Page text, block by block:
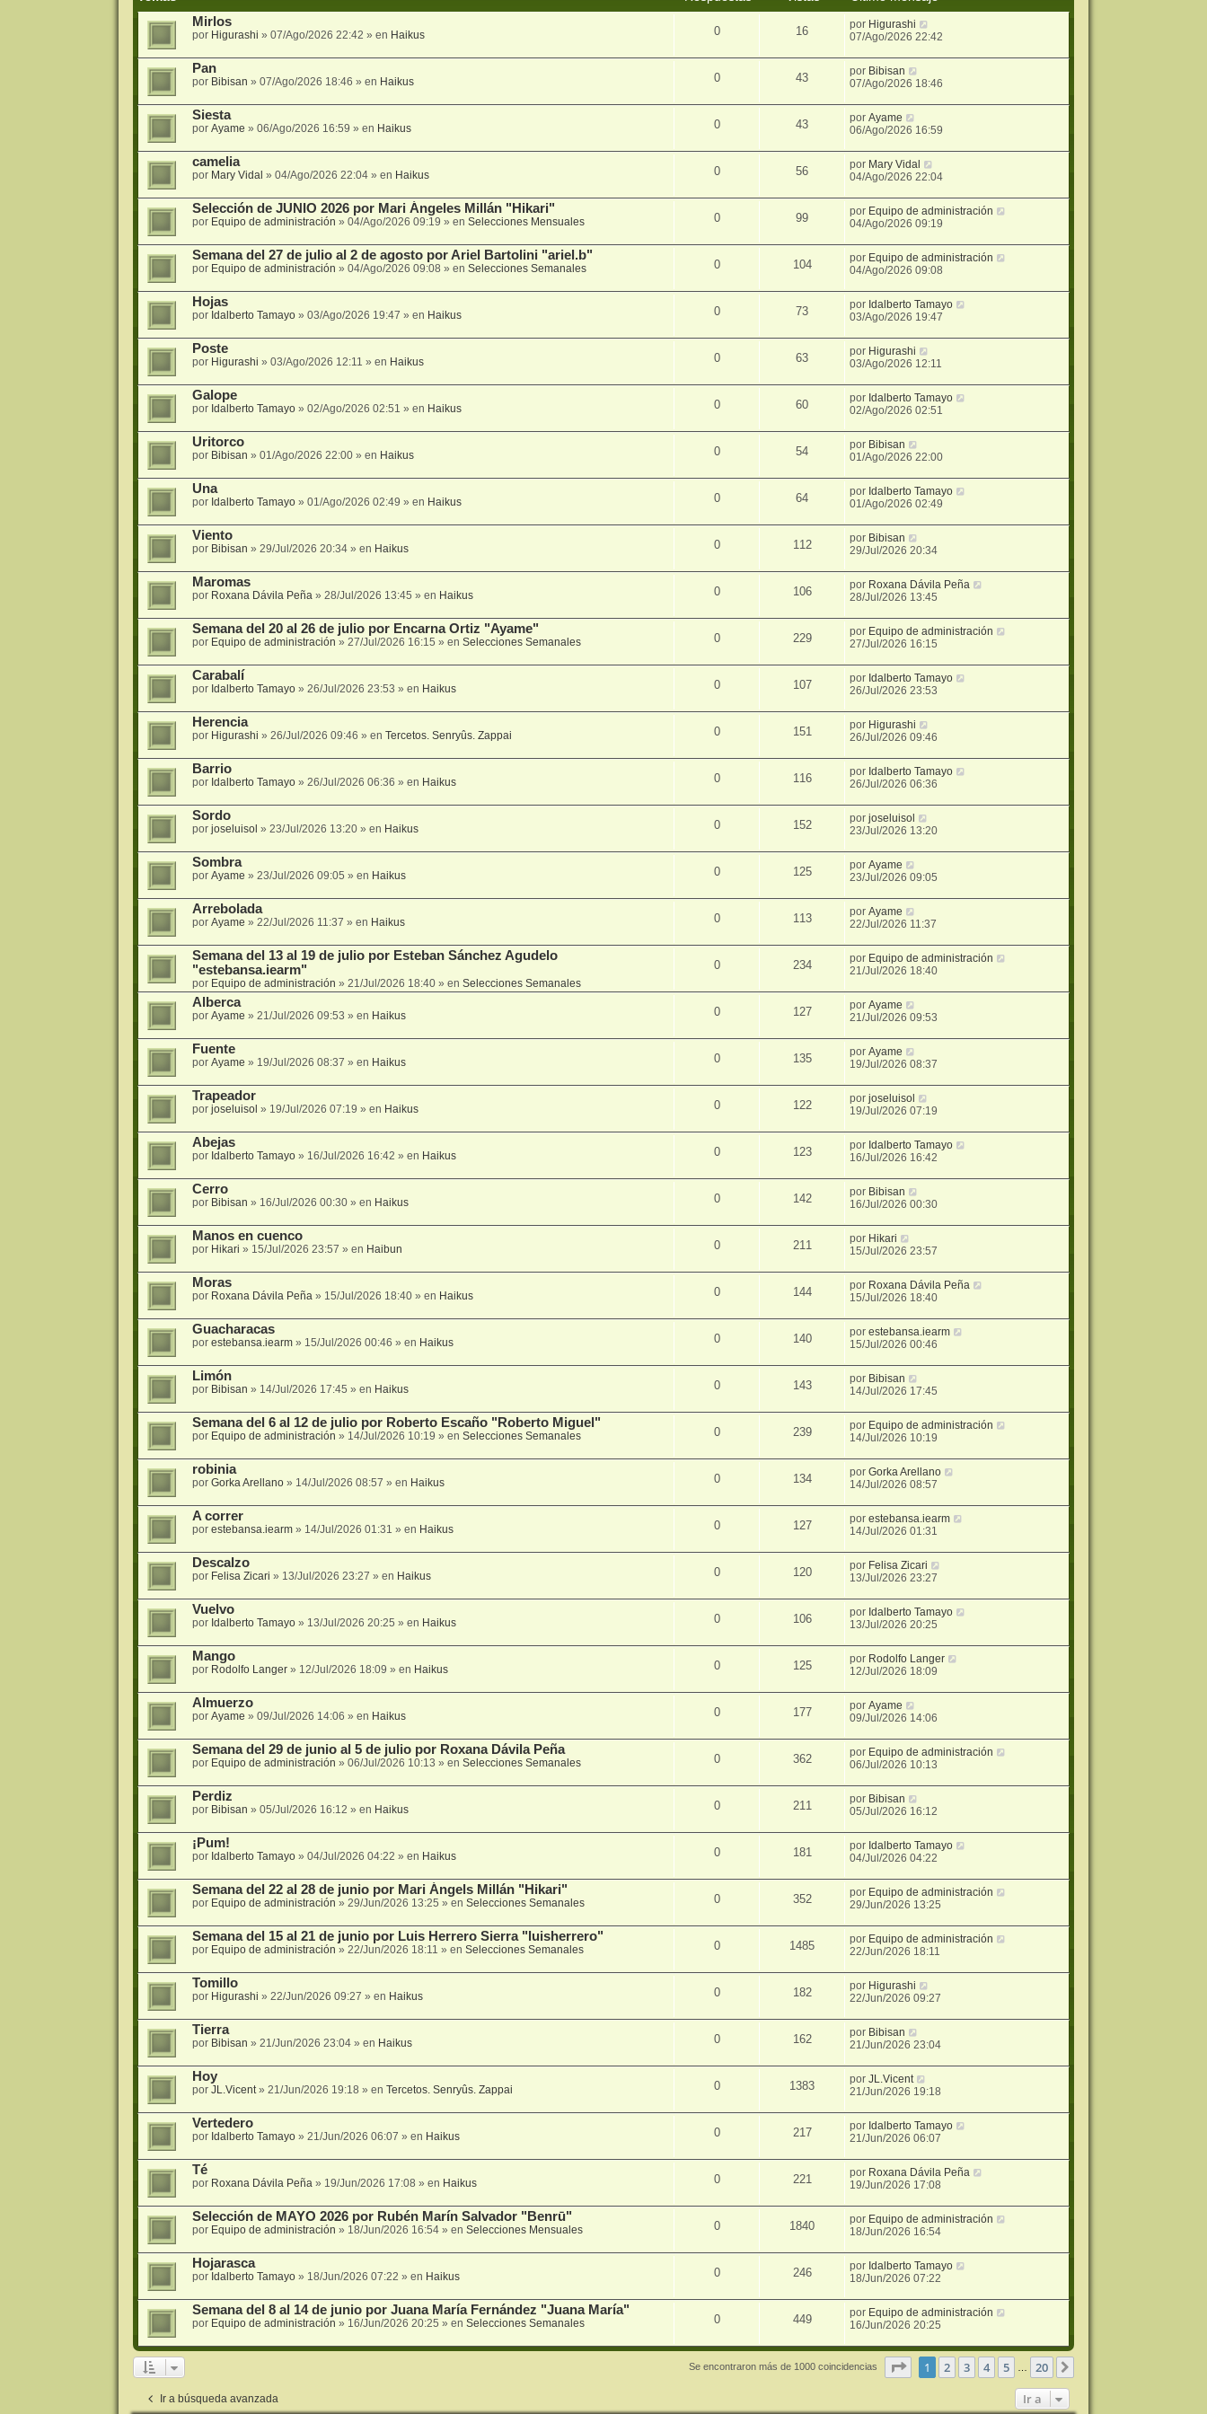
Mirlos
por Higurashi » 07/Ago/2026 22:42 » en Haikus 0 16 por Higurashi
07/Ago/2026 22:42
Pan
por Bibisan » 07/Ago/2026 18:46 » en Haikus 0 43 por Bibisan
07/Ago/2026 18:46
Siesta
por Ayame » 06/Ago/2026 16:59 » en Haikus 0 43 porAyame
06/Ago/2026 16:59
camelia
por Mary Vidal » 04/Ago/2026 22:04» en Haikus 0 56 por Mary Vidal
04/Ago/2026 22:04
Selección de JUNIO 2026 por Mari Ángeles Millán "Hikari"
por Equipo de administración » 04/Ago/2026 09:19 » en Selecciones Mensuales 0 99 por Equipo de administración
04/Ago/2026 09:19
Semana del 27 de julio al 2 de agosto por Ariel Bartolini "ariel.b"
por Equipo de administración » 04/Ago/2026 09:08 » en Selecciones Semanales 0 104 por Equipo de administración
04/Ago/2026 09:08
Hojas
por Idalberto Tamayo» 03/Ago/2026 19:47 » en Haikus 0 73 por Idalberto Tamayo
03/Ago/2026 19:47
Poste
por Higurashi » 03/Ago/2026 12:11 » en Haikus 0 63 por Higurashi
03/Ago/2026 12:11
Galope
por Idalberto Tamayo» 02/Ago/2026 02:51 » en Haikus 0 60 por Idalberto Tamayo
02/Ago/2026 02:51
Uritorco
por Bibisan » 01/Ago/2026 22:00» en Haikus 0 54 por Bibisan
01/Ago/2026 22:00
Una
por Idalberto Tamayo» 01/Ago/2026 02:49 » en Haikus 0 64 por Idalberto Tamayo
01/Ago/2026 02:49
Viento
por Bibisan » 29/Jul/2026 20:34» en Haikus 0 112 por Bibisan
29/Jul/2026 20:34
Maromas
por Roxana Dávila Peña » 28/Jul/2026 13:45 » en Haikus 0 106 por Roxana Dávila Peña
28/Jul/2026 13:45
Semana del 20 al 26 de julio por Encarna Ortiz "Ayame"
por Equipo de administración » 27/Jul/2026 16:15 » en Selecciones Semanales 0 229 por Equipo de administración
27/Jul/2026 16:15
Carabalí
por Idalberto Tamayo» 26/Jul/2026 23:53 » en Haikus 0 107 por Idalberto Tamayo
26/Jul/2026 23:53
Herencia
por Higurashi » 26/Jul/2026 09:46 » en Tercetos. Senryûs. Zappai 0 151 por Higurashi
26/Jul/2026 09:46
Barrio
por Idalberto Tamayo» 26/Jul/2026 06:36 » en Haikus 0 116 por Idalberto Tamayo
26/Jul/2026 06:36
Sordo
por joseluisol » 23/Jul/2026 13:20» en Haikus 0 152 porjoseluisol
23/Jul/2026 13:20
Sombra
por Ayame » 23/Jul/2026 09:05 » en Haikus 0 125 porAyame
23/Jul/2026 09:05
Arrebolada
por Ayame » 22/Jul/2026 11:37 » en Haikus 0 113 porAyame
22/Jul/2026 11:37
Semana del 13 al 19 de julio por Esteban Sánchez Agudelo
"estebansa.iearm"
por Equipo de administración » 21/Jul/2026 18:40» en Selecciones Semanales
0 234 por Equipo de administración
21/Jul/2026 18:40
Alberca
por Ayame » 21/Jul/2026 09:53 » en Haikus 0 127 porAyame
21/Jul/2026 09:53
Fuente
por Ayame » 19/Jul/2026 08:37 » en Haikus 0 135 porAyame
19/Jul/2026 08:37
Trapeador
por joseluisol » 19/Jul/2026 07:19 » en Haikus 0 122 porjoseluisol
19/Jul/2026 07:19
Abejas
por Idalberto Tamayo» 16/Jul/2026 16:42 » en Haikus 0 123 por Idalberto Tamayo
16/Jul/2026 16:42
Cerro
por Bibisan » 16/Jul/2026 00:30» en Haikus 0 142 por Bibisan
16/Jul/2026 00:30
Manos en cuenco
por Hikari » 15/Jul/2026 23:57 » en Haibun 0 211 por Hikari
15/Jul/2026 23:57
Moras
por Roxana Dávila Peña » 15/Jul/2026 18:40» en Haikus 0 144 por Roxana Dávila Peña
15/Jul/2026 18:40
Guacharacas
por estebansa.iearm» 15/Jul/2026 00:46 » en Haikus 0 140 porestebansa.iearm
15/Jul/2026 00:46
Limón
por Bibisan » 14/Jul/2026 17:45 » en Haikus 0 143 por Bibisan
14/Jul/2026 17:45
Semana del 6 al 12 de julio por Roberto Escaño "Roberto Miguel"
por Equipo de administración » 14/Jul/2026 10:19 » en Selecciones Semanales 0 239 por Equipo de administración
14/Jul/2026 10:19
robinia
por Gorka Arellano» 14/Jul/2026 08:57 » en Haikus 0 134 porGorka Arellano
14/Jul/2026 08:57
A correr
por estebansa.iearm» 14/Jul/2026 01:31 » en Haikus 0 127 porestebansa.iearm
14/Jul/2026 01:31
Descalzo
por Felisa Zicari » 13/Jul/2026 23:27 » en Haikus 0 120 por Felisa Zicari
13/Jul/2026 23:27
Vuelvo
por Idalberto Tamayo» 13/Jul/2026 20:25 » en Haikus 0 106 por Idalberto Tamayo
13/Jul/2026 20:25
Mango
por Rodolfo Langer» 12/Jul/2026 18:09 » en Haikus 0 125 por Rodolfo Langer
12/Jul/2026 18:09
Almuerzo
por Ayame » 09/Jul/2026 14:06 » en Haikus 0 177 porAyame
09/Jul/2026 14:06
Semana del 29 de junio al 5 de julio por Roxana Dávila Peña
por Equipo de administración » 06/Jul/2026 10:13 » en Selecciones Semanales 0 362 por Equipo de administración
06/Jul/2026 10:13
Perdiz
por Bibisan » 05/Jul/2026 16:12 » en Haikus 0 211 por Bibisan
05/Jul/2026 16:12
¡Pum!
por Idalberto Tamayo» 04/Jul/2026 04:22 » en Haikus 0 181 por Idalberto Tamayo
04/Jul/2026 04:22
Semana del 22 al 28 de junio por Mari Ángels Millán "Hikari"
por Equipo de administración » 29/Jun/2026 13:25 » en Selecciones Semanales 0 352 por Equipo de administración
29/Jun/2026 13:25
Semana del 15 al 21 de junio por Luis Herrero Sierra "luisherrero"
por Equipo de administración » 22/Jun/2026 18:11 » en Selecciones Semanales 0 1485 por Equipo de administración
22/Jun/2026 18:11
Tomillo
por Higurashi » 22/Jun/2026 09:27 » en Haikus 0 182 por Higurashi
22/Jun/2026 09:27
Tierra
por Bibisan » 21/Jun/2026 23:04» en Haikus 0 162 por Bibisan
21/Jun/2026 23:04
Hoy
por JL.Vicent» 21/Jun/2026 19:18 » en Tercetos. Senryûs. Zappai 0 1383 porJL.Vicent
21/Jun/2026 19:18
Vertedero
por Idalberto Tamayo» 21/Jun/2026 06:07 » en Haikus 0 217 por Idalberto Tamayo
21/Jun/2026 06:07
Té
por Roxana Dávila Peña » 19/Jun/2026 17:08 » en Haikus 0 221 por Roxana Dávila Peña
19/Jun/2026 17:08
Selección de MAYO 2026 por Rubén Marín Salvador "Benrū"
por Equipo de administración » 18/Jun/2026 16:54» en Selecciones Mensuales 0 1840 por Equipo de administración
18/Jun/2026 16:54
Hojarasca
por Idalberto Tamayo» 18/Jun/2026 07:22 » en Haikus 0 246 por Idalberto Tamayo
18/Jun/2026 07:22
Semana del 8 al 14 de junio por Juana María Fernández "Juana María"
por Equipo de administración » 16/Jun/2026 20:25 » en Selecciones Semanales 0 449 por Equipo de administración
16/Jun/2026 20:25
Se encontraron más de 1000 coincidencias Página1 de 20
1 2 3 4 5 20
Ir a búsqueda avanzada Ir a